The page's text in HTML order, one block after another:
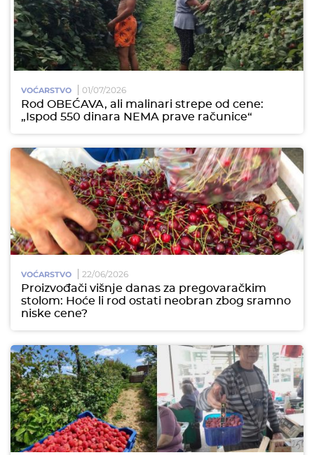
VOĆARSTVO 01/07/2026
Rod OBEĆAVA, ali malinari strepe od cene:
„Ispod 550 dinara NEMA prave računice“
VOĆARSTVO 22/06/2026
Proizvođači višnje danas za pregovaračkim
stolom: Hoće li rod ostati neobran zbog sramno
niske cene?